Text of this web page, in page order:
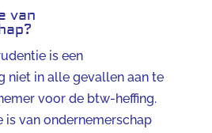
van
is een
niet in alle gevallen aan te
voor de btw-heffing.
is van ondernemerschap